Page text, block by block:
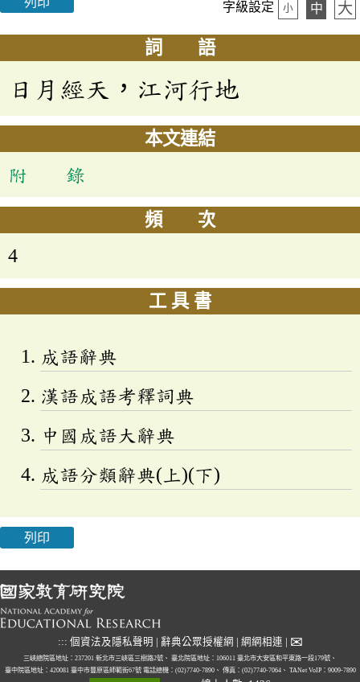
字級設定 小 中 大
詞 語
日月經天，江河行地
本文連結
附 錄
頻 次
4
工 具 書
成語辭典
漢語成語考釋詞典
中國成語大辭典
成語分類辭典(上)(下)
列印
::: 個資法及隱私聲明 辭典公眾授權網 網網相連 ✉
三峽總院區地址：237201 新北市三峽區三樹路2號、 臺北院區地址：106011 臺北市大安區和平東路一段179號、
臺中院區地址：420081 臺中市豐原區師範街67號 電話總機：(02)7740-7890、 傳真：(02)7740-7064、 TANet VoIP：9009-7890